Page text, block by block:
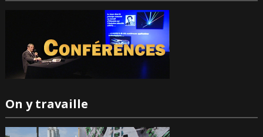
On y travaille